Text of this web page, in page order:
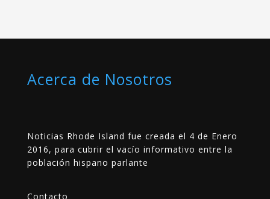
Acerca de Nosotros
Noticias Rhode Island fue creada el 4 de Enero
2016, para cubrir el vacío informativo entre la
población hispano parlante
Contacto